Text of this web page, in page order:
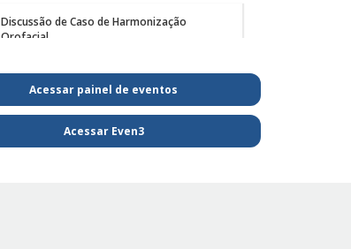
Discussão de Caso de Harmonização
Orofacial
PE Projeto de Reabilitação Funcional
Acessar painel de eventos
Acessar Even3